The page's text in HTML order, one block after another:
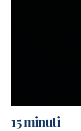
15 minuti